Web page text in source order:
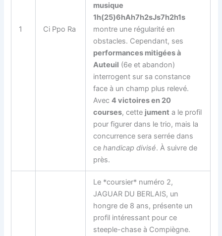
1 Ci Ppo Ra
musique
1h(25)6hAh7h2sJs7h2h1s
montre une régularité en
obstacles. Cependant, ses
performances mitigées à
Auteuil (6e et abandon)
interrogent sur sa constance
face à un champ plus relevé.
Avec4 victoires en 20
courses, cette jument a le profil
pour figurer dans le trio, mais la
concurrence sera serrée dans
cehandicap divisé. À suivre de
près.
Le *coursier* numéro 2,
JAGUAR DU BERLAIS, un
hongre de 8 ans, présente un
profil intéressant pour ce
steeple-chase à Compiègne.